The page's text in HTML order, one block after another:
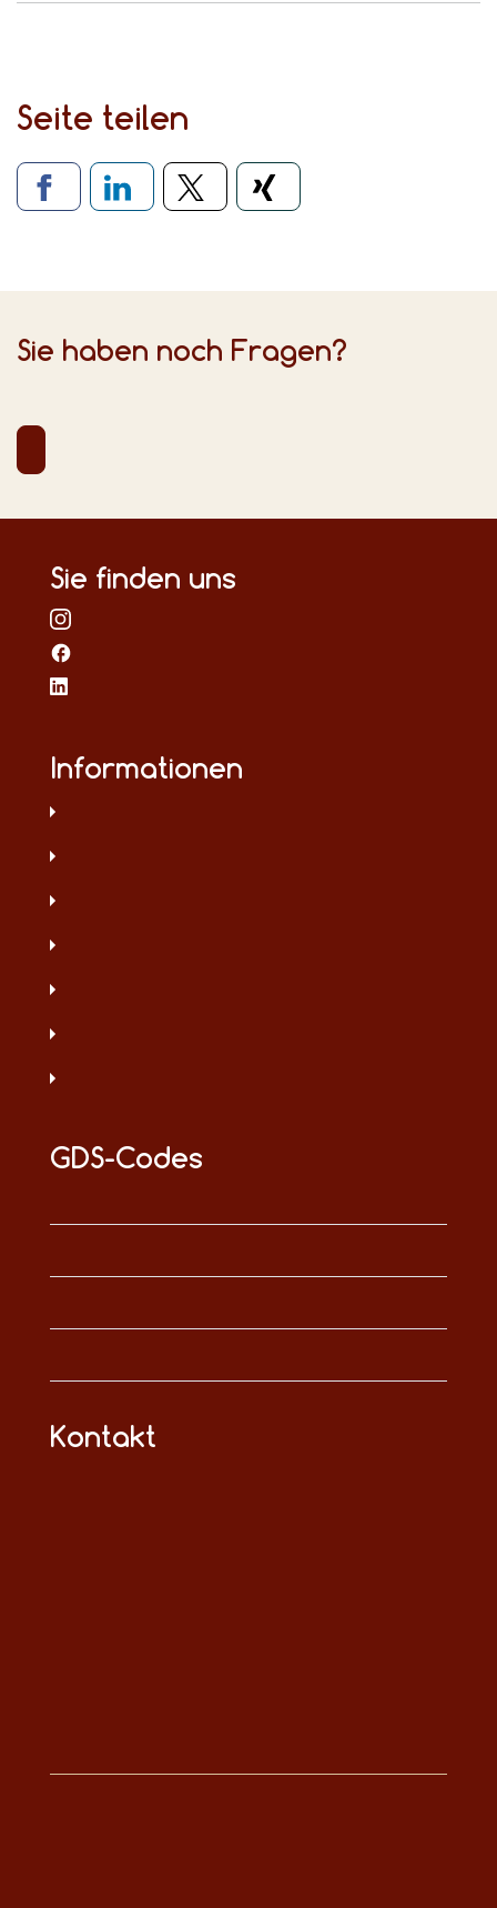
Seite teilen
Verlinkung zu sozialen Medien
Sie haben noch Fragen?
Sie finden uns
Informationen
GDS-Codes
Kontakt